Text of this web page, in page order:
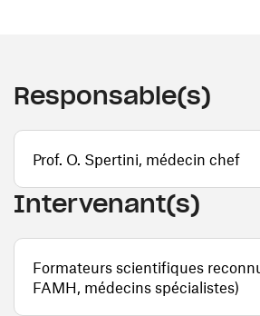
Responsable(s)
Prof. O. Spertini, médecin chef
Intervenant(s)
Formateurs scientifiques
FAMH, médecins spécialistes)